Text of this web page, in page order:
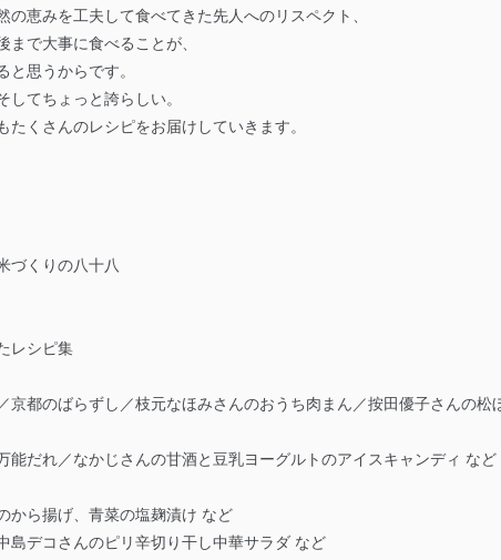
恵みを工夫して食べてきた先人へのリスペクト、
で大事に食べることが、
と思うからです。
てちょっと誇らしい。
くさんのレシピをお届けしていきます。
づくりの八十八
レシピ集
京都のばらずし／枝元なほみさんのおうち肉まん／按田優子さんの松
能だれ／なかじさんの甘酒と豆乳ヨーグルトのアイスキャンディ など
から揚げ、青菜の塩麹漬け など
島デコさんのピリ辛切り干し中華サラダ など